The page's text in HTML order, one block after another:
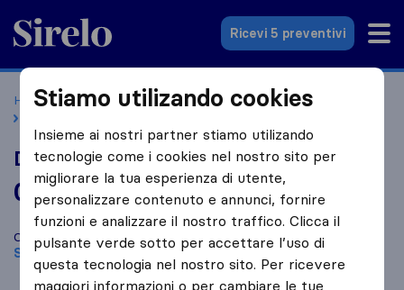
Sirelo.it
Ricevi 5 preventivi
Home Le 10 migliori aziende di traslochi in Italia
D. Trasporti S.a.s
0,0 basato su 0
recensioni di Sirelo e Google
i
Confronta D. Trasporti S.a.s con altre aziende di traslochi
Sanremo
Stiamo utilizando cookies
Insieme ai nostri partner stiamo utilizando
tecnologie come i cookies nel nostro sito per
migliorare la tua esperienza di utente,
personalizzare contenuto e annunci, fornire
funzioni e analizzare il nostro traffico. Clicca il
pulsante verde sotto per accettare l’uso di
questa tecnologia nel nostro sito. Per ricevere
maggiori informazioni o per cambiare le tue